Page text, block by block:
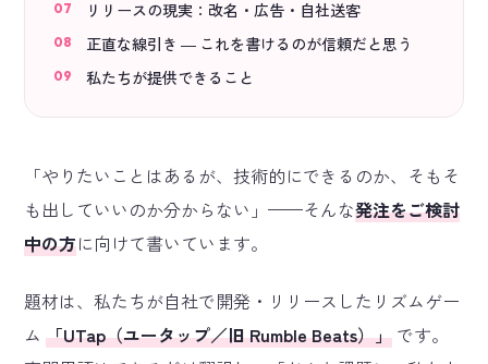
リリースの現実：改名・広告・自社送客
正直な線引き ― これを書けるのが信頼だと思う
私たちが提供できること
「やりたいことはあるが、技術的にできるのか、そもそ
も出していいのか分からない」——そんな発注をご検討
中の方に向けて書いています。
題材は、私たちが自社で開発・リリースしたリズムゲー
ム 「UTap（ユータップ／旧 Rumble Beats）」 です。